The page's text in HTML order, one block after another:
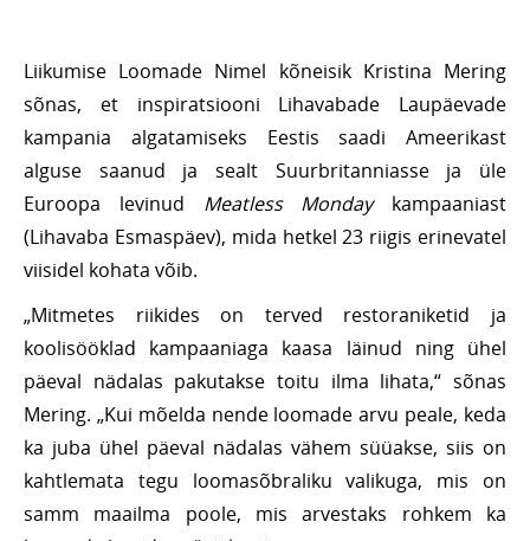
Liikumise Loomade Nimel kõneisik Kristina Mering
sõnas, et inspiratsiooni Lihavabade Laupäevade
kampania algatamiseks Eestis saadi Ameerikast
alguse saanud ja sealt Suurbritanniasse ja üle
Euroopa levinud Meatless Mondaykampaaniast
(Lihavaba Esmaspäev), mida hetkel 23 riigis erinevatel
viisidel kohata võib.
„Mitmetes riikides on terved restoraniketid ja
koolisööklad kampaaniaga kaasa läinud ning ühel
päeval nädalas pakutakse toitu ilma lihata,“ sõnas
Mering. „Kui mõelda nende loomade arvu peale, keda
ka juba ühel päeval nädalas vähem süüakse, siis on
kahtlemata tegu loomasõbraliku valikuga, mis on
samm maailma poole, mis arvestaks rohkem ka